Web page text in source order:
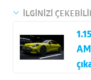
İLGİNİZİ